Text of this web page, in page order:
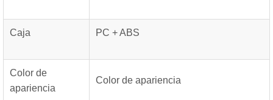
Caja PC + ABS
Color de
apariencia
Color de apariencia